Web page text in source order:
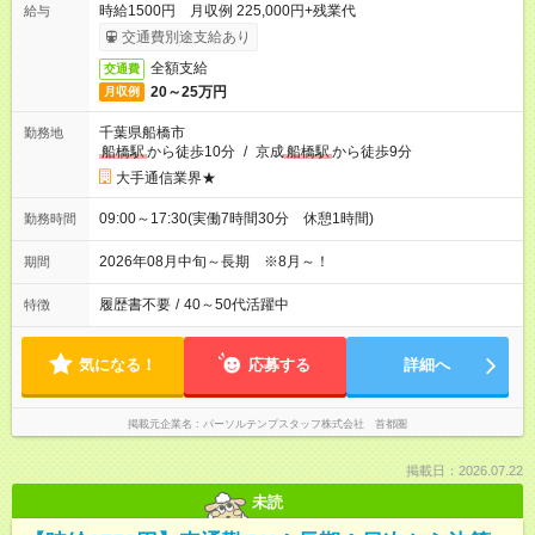
給与
時給1500円 月収例 225,000円+残業代
交通費別途支給あり
交通費 全額支給
月収例 20～25万円
勤務地
千葉県船橋市
船橋駅から徒歩10分 / 京成船橋駅から徒歩9分
大手通信業界★
勤務時間 09:00～17:30(実働7時間30分 休憩1時間)
期間 2026年08月中旬～長期 ※8月～！
特徴 履歴書不要 / 40～50代活躍中
気になる！ 応募する 詳細へ
掲載元企業名 パーソルテンプスタッフ株式会社 首都圏
掲載日：2026.07.22
未読